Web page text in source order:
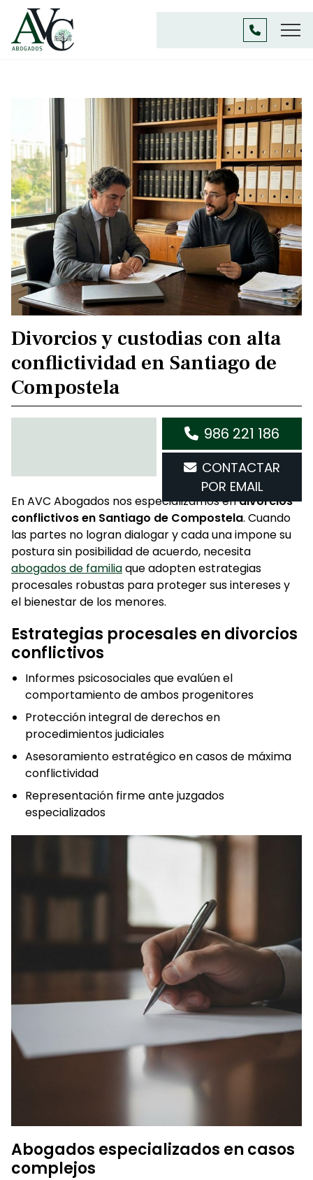
Divorcios y custodias con alta
conflictividad en Santiago de
Compostela
986 221 186
CONTACTAR
POR EMAIL
En AVC Abogados nos especializamos endivorcios
conflictivos en Santiago de Compostela. Cuando
las partes no logran dialogar y cada una impone su
postura sin posibilidad de acuerdo, necesita
abogados de familiaque adopten estrategias
procesales robustas para proteger sus intereses y
el bienestar de los menores.
Estrategias procesales en divorcios
conflictivos
Informes psicosociales que evalúen el
comportamiento de ambos progenitores
Protección integral de derechos en
procedimientos judiciales
Asesoramiento estratégico en casos de máxima
conflictividad
Representación firme ante juzgados
especializados
Abogados especializados en casos
complejos